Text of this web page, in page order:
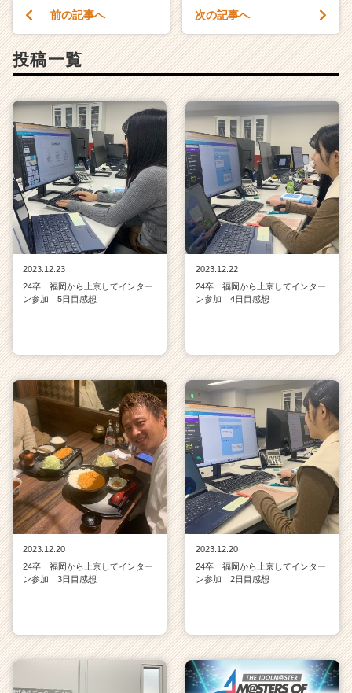
前の記事へ 次の記事へ
投稿一覧
2023.12.23
24卒 福岡から上京してインター
ン参加 5日目感想
2023.12.22
24卒 福岡から上京してインター
ン参加 4日目感想
2023.12.20
24卒 福岡から上京してインター
ン参加 3日目感想
2023.12.20
24卒 福岡から上京してインター
ン参加 2日目感想